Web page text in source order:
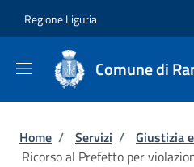
Regione Liguria
Comune di
Briciole di pane
Home / Servizi / Giustizia
Ricorso al Prefetto per